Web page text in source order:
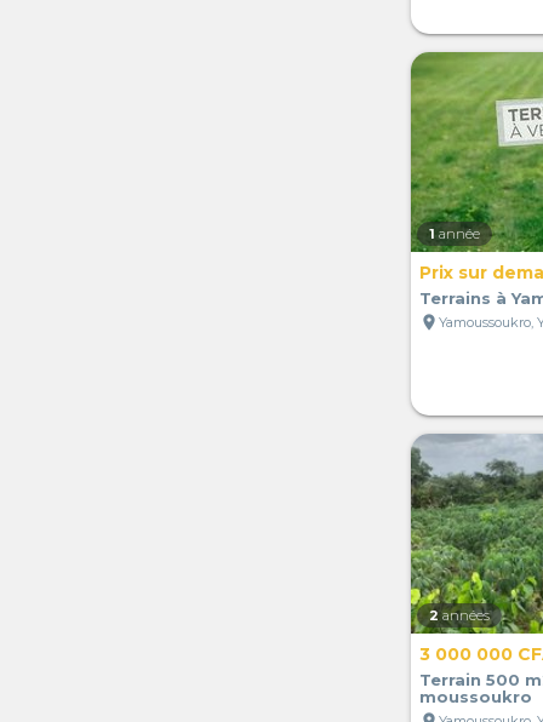
1 année
Prix sur
Terrains à
location_on
2 années
3 000 000
Terrain 500
moussoukro